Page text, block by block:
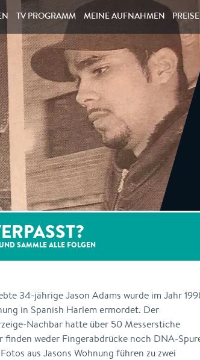
TV PROGRAMM MEINE AUFNAHMEN
SAMMLE ALLE FOLGEN
34-jährige Jason Adams wurde im Jahr
in Spanish Harlem ermordet. Der
Nachbar hatte über 50 Messerstiche
weder Fingerabdrücke noch DNA-
aus Jasons Wohnung führen zu zwei